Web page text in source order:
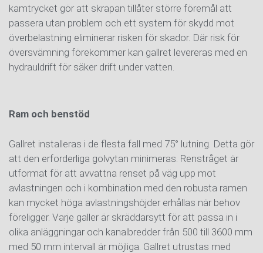
kamtrycket gör att skrapan tillåter större föremål att
passera utan problem och ett system för skydd mot
överbelastning eliminerar risken för skador. Där risk för
översvämning förekommer kan gallret levereras med en
hydrauldrift för säker drift under vatten.
Ram och benstöd
Gallret installeras i de flesta fall med 75° lutning. Detta gör
att den erforderliga golvytan minimeras. Renstråget är
utformat för att avvattna renset på väg upp mot
avlastningen och i kombination med den robusta ramen
kan mycket höga avlastningshöjder erhållas när behov
föreligger. Varje galler är skräddarsytt för att passa in i
olika anläggningar och kanalbredder från 500 till 3600 mm
med 50 mm intervall är möjliga. Gallret utrustas med